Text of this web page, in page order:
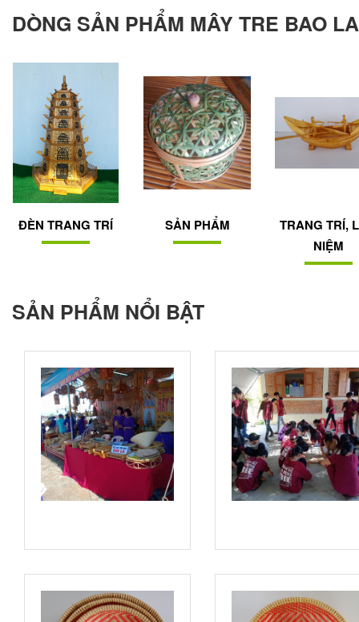
DÒNG SẢN PHẨM MÂY TRE BAO LA
ĐÈN TRANG TRÍ SẢN PHẨM
TRANG TRÍ,
NIỆM
SẢN PHẨM NỔI BẬT